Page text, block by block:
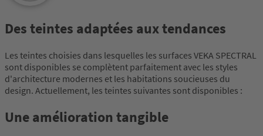
Des teintes adaptées aux tendances
Les teintes choisies dans lesquelles les surfaces VEKA SPECTRAL
sont disponibles se complètent parfaitement avec les styles
d'architecture modernes et les habitations soucieuses du
design. Actuellement, les teintes suivantes sont disponibles :
Une amélioration tangible